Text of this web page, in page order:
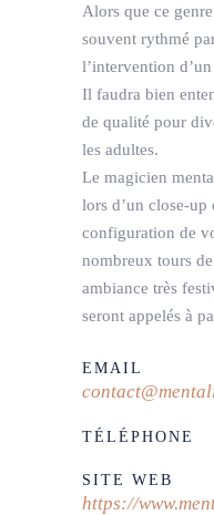
Alors que ce
souvent rythmé
l’intervention
Il faudra bien
de qualité pour
les adultes.
Le magicien
lors d’un close-up
configuration de
nombreux tours
ambiance très
seront appelés à
EMAIL
TÉLÉPHONE
SITE WEB
https://